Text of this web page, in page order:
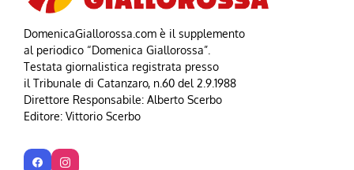
DomenicaGiallorossa.com è il supplemento
al periodico “Domenica Giallorossa”.
Testata giornalistica registrata presso
il Tribunale di Catanzaro, n.60 del 2.9.1988
Direttore Responsabile: Alberto Scerbo
Editore: Vittorio Scerbo